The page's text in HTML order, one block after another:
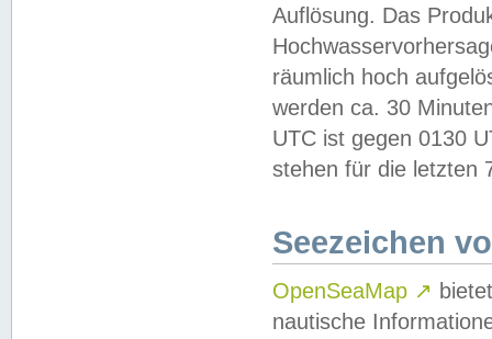
Auflösung. Das
räumlich hoch
werden ca. 30
UTC ist gegen 0130
stehen für die letzten
Seezeichen
OpenSeaMap ↗
nautische